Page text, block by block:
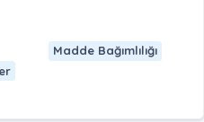
Madde Bağımlılığı